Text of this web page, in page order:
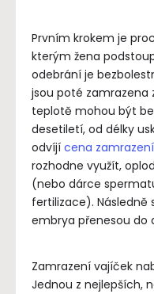
Prvním krokem je
kterým žena
odebrání je
jsou poté zamrazena
teplotě mohou být
desetiletí, od délky
odvíjí cena
rozhodne využít,
(nebo dárce
fertilizace). Následně
embrya přenesou do
Zamrazení vajíček
Jednou z nejlepších,